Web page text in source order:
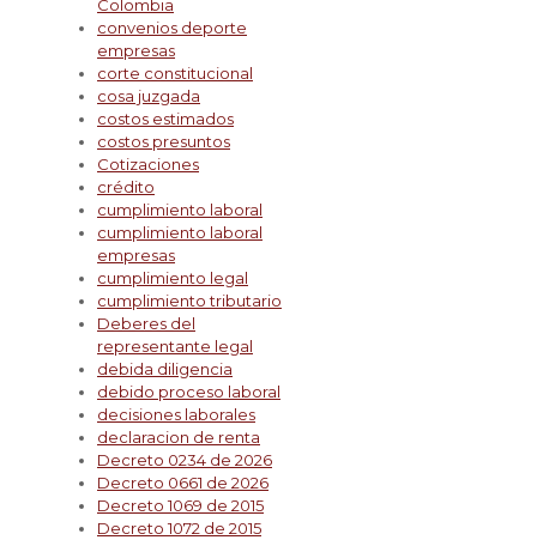
Colombia
convenios deporte
empresas
corte constitucional
cosa juzgada
costos estimados
costos presuntos
Cotizaciones
crédito
cumplimiento laboral
cumplimiento laboral
empresas
cumplimiento legal
cumplimiento tributario
Deberes del
representante legal
debida diligencia
debido proceso laboral
decisiones laborales
declaracion de renta
Decreto 0234 de 2026
Decreto 0661 de 2026
Decreto 1069 de 2015
Decreto 1072 de 2015